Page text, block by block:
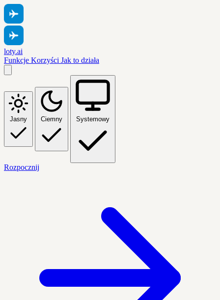
loty.ai
Funkcje Korzyści Jak to działa
Jasny Ciemny Systemowy
Rozpocznij